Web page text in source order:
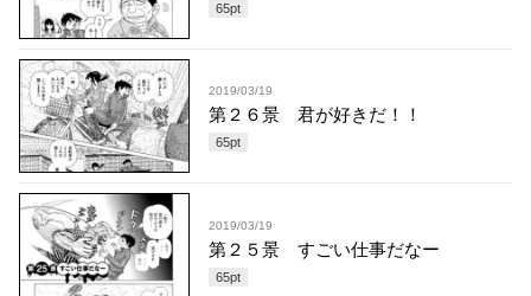
65pt
2019/03/19
第２６景 君が好きだ！！
65pt
2019/03/19
第２５景 すごい仕事だなー
65pt